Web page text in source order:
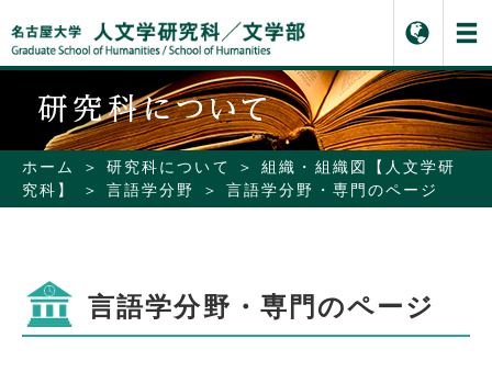
ホーム 研究科について
組織・組織図【人文学研
究科】
言語学分野 言語学分野・専門のページ
言語学分野・専門のページ